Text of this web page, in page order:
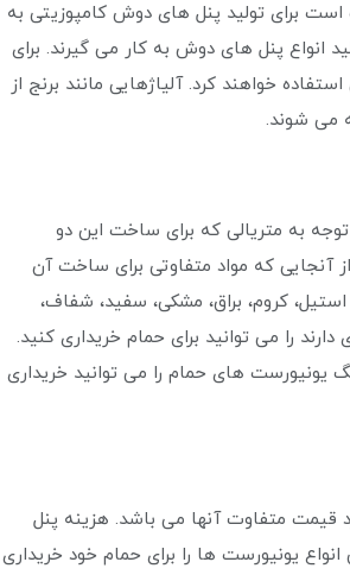
برای تولید پنل های دوش کامپوزیتی به
انواع پنل های دوش به کار می‌ گیرند. برای
خواهند کرد. آلیاژهایی مانند برنج از
می ‌شوند.
به متریالی که برای ساخت این دو
آنجایی که مواد متفاوتی برای ساخت آن
کروم، براق، مشکی، سفید، شفاف،
را می توانید برای حمام خریداری کنید.
یونیورست های حمام را می توانید خریداری
قیمت متفاوت آنها می باشد. هزینه پنل
یونیورست ها را برای حمام خود خریداری